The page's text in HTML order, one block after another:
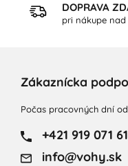
DOPRAVA
pri nákupe
Zákaznícka
Počas pracovných dní
+421 919 071
info@vohy.sk